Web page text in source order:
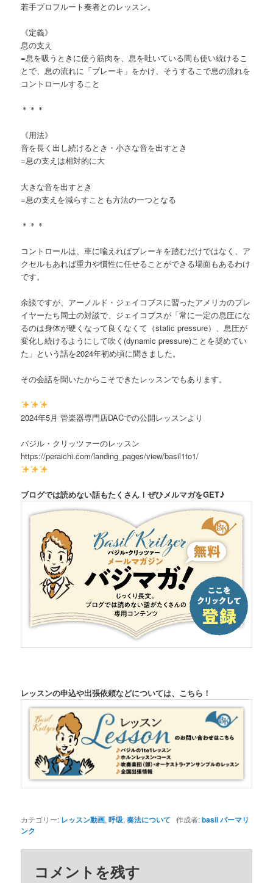
若手プロフルート奏者とのレッスン。
《定義》
息の支え
=息を吸うときに使う筋肉を、息を吐いている間も使い続けるこ
とで、息の流れに「ブレーキ」をかけ、そうするこで息の流れを
コントロールすること
＊＊＊
《用法》
音を長く出し続けるとき・小さな音を出すとき
=息の支えは相対的に大
大きな音を出すとき
=息の支えを減らすことも方法の一つとなる
＊＊＊
コントロールは、車に喩えればブレーキを踏むだけではなく、ア
クセルもあれば重力や慣性に任せることができる場面もあるわけ
です。
余談ですが、アーノルド・ジェイコブスに習ったアメリカのプレ
イヤーたち同士の対談で、ジェイコブスが「常に一定の息圧にな
るのは身体が硬くなって良くなくて（static pressure）、息圧が
変化し続けるようにして吹く(dynamic pressure)ことを奨めてい
た」という話を2024年初め頃に聞きました。
その会話を聞いたからこそできたレッスンでもあります。
2024年5月 管楽器専門店DACでの公開レッスンより
バジル・クリッツァーのレッスン
https://peraichi.com/landing_pages/view/basil1to1/
ブログでは読めない話もたくさん！ぜひメルマガをGET♪
レッスンの申込や出張依頼などについては、こちら！
カテゴリー: レッスン動画,呼吸,奏法について 作成者:basilパーマリ
ンク
コメントを残す